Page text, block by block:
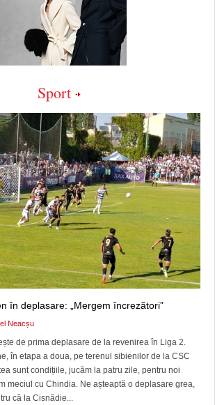
Sport
în deplasare: „Mergem încrezători”
Neacșu
de prima deplasare de la revenirea în Liga 2.
în etapa a doua, pe terenul sibienilor de la CSC
sunt condițiile, jucăm la patru zile, pentru noi
meciul cu Chindia. Ne așteaptă o deplasare grea,
că la Cisnădie...